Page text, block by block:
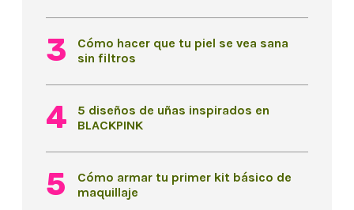
Cómo hacer que tu piel se vea sana
sin filtros
5 diseños de uñas inspirados en
BLACKPINK
Cómo armar tu primer kit básico de
maquillaje